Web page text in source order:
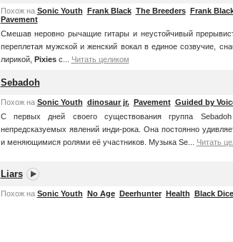
Похож на Sonic Youth Frank Black The Breeders Frank
Pavement
Смешав неровно рычащие гитары и неустойчивый
переплетая мужской и женский вокал в единое созвучие,
лирикой, Pixiesс... Читать целиком
Sebadoh
Похож на Sonic Youth dinosaur jr. Pavement Guided by
С первых дней своего существования группа
непредсказуемых явлений инди-рока. Она постоянно
и меняющимися ролями её участников. Музыка Se...
Читать
Liars
Похож на Sonic Youth No Age Deerhunter Health Black Dice